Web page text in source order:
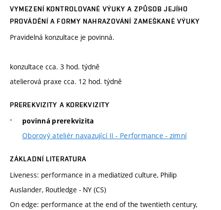
VYMEZENÍ KONTROLOVANÉ VÝUKY A ZPŮSOB JEJÍHO
PROVÁDĚNÍ A FORMY NAHRAZOVÁNÍ ZAMEŠKANÉ VÝUKY
Pravidelná konzultace je povinná.
konzultace cca. 3 hod. týdně
atelierová praxe cca. 12 hod. týdně
PREREKVIZITY A KOREKVIZITY
povinná prerekvizita
Oborový ateliér navazující II - Performance - zimní
ZÁKLADNÍ LITERATURA
Liveness: performance in a mediatized culture, Philip
Auslander, Routledge - NY (CS)
On edge: performance at the end of the twentieth century,